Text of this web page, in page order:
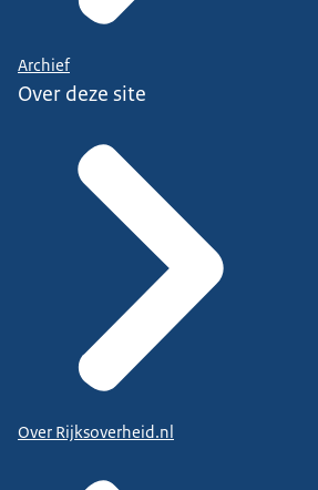
Archief
Over deze site
Over Rijksoverheid.nl